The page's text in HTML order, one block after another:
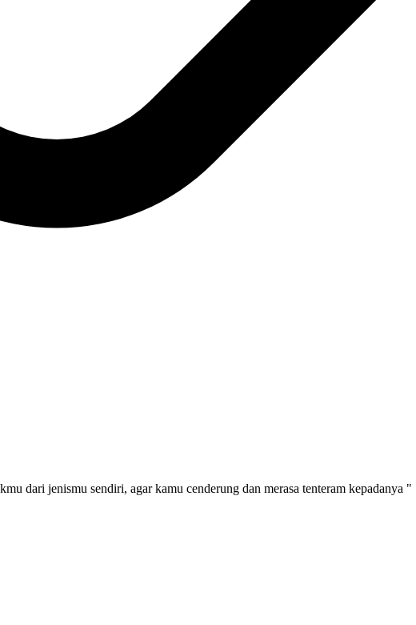
dari jenismu sendiri, agar kamu cenderung dan merasa tenteram kepadanya "